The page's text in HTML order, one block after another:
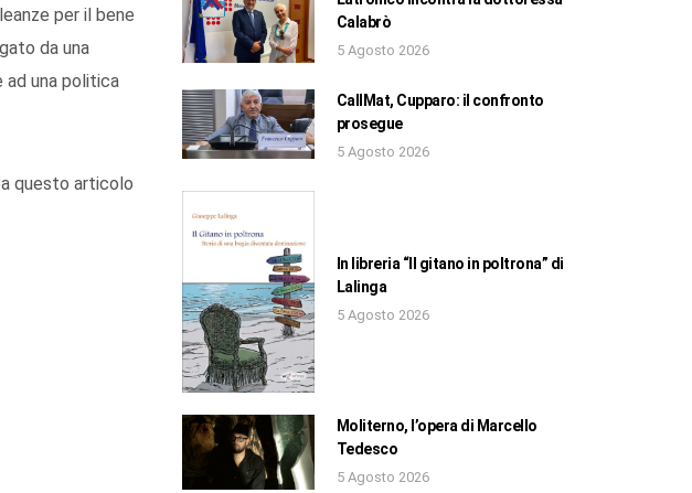
per il bene
da una
ad una politica
questo articolo
Calabrò
5 Agosto 2026
CallMat, Cupparo: il confronto
prosegue
5 Agosto 2026
In libreria “Il gitano in poltrona” di
Lalinga
5 Agosto 2026
Moliterno, l’opera di Marcello
Tedesco
5 Agosto 2026